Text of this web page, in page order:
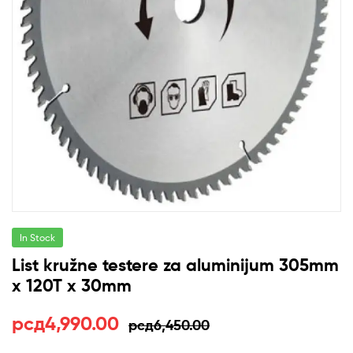
In Stock
List kružne testere za aluminijum 305mm
x 120T x 30mm
рсд6,450.00
Оригинална
рсд4,990.00
Тренутна